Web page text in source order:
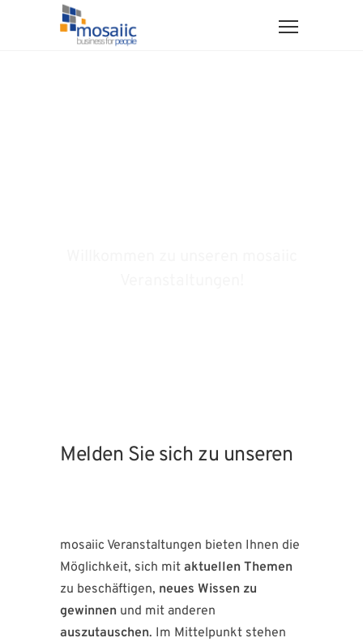
Melden Sie sich zu unseren
mosaiic Veranstaltungen bieten Ihnen die
Möglichkeit, sich mit aktuellen Themen
zu beschäftigen, neues Wissen zu
gewinnen und mit anderen
auszutauschen. Im Mittelpunkt stehen